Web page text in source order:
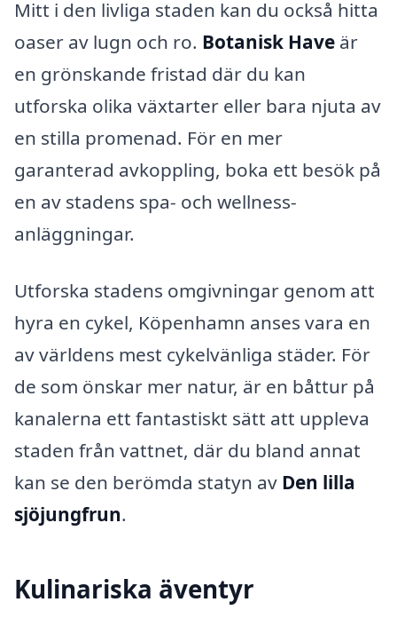
Mitt i den livliga staden kan du också hitta
oaser av lugn och ro. Botanisk Have är
en grönskande fristad där du kan
utforska olika växtarter eller bara njuta av
en stilla promenad. För en mer
garanterad avkoppling, boka ett besök på
en av stadens spa- och wellness-
anläggningar.
Utforska stadens omgivningar genom att
hyra en cykel, Köpenhamn anses vara en
av världens mest cykelvänliga städer. För
de som önskar mer natur, är en båttur på
kanalerna ett fantastiskt sätt att uppleva
staden från vattnet, där du bland annat
kan se den berömda statyn av Den lilla
sjöjungfrun.
Kulinariska äventyr